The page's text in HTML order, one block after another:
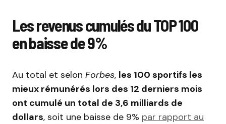
Les revenus cumulés du TOP 100
en baisse de 9%
Au total et selon Forbes, les 100 sportifs les
mieux rémunérés lors des 12 derniers mois
ont cumulé un total de 3,6 milliards de
dollars, soit une baisse de 9% par rapport au